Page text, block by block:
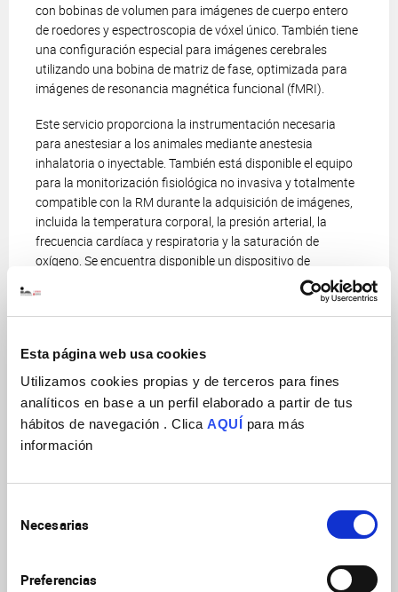
Esta página web usa cookies
Utilizamos cookies propias y de terceros para fines
analíticos en base a un perfil elaborado a partir de tus
hábitos de navegación . Clica AQUÍ para más
información
Necesarias
Preferencias
con bobinas de volumen para imágenes de cuerpo entero
de roedores y espectroscopia de vóxel único. También tiene
una configuración especial para imágenes cerebrales
utilizando una bobina de matriz de fase, optimizada para
imágenes de resonancia magnética funcional (fMRI).
Este servicio proporciona la instrumentación necesaria
para anestesiar a los animales mediante anestesia
inhalatoria o inyectable. También está disponible el equipo
para la monitorización fisiológica no invasiva y totalmente
compatible con la RM durante la adquisición de imágenes,
incluida la temperatura corporal, la presión arterial, la
frecuencia cardíaca y respiratoria y la saturación de
oxígeno. Se encuentra disponible un dispositivo de
estimulación eléctrica de 4 canales para IRMf impulsada
por estimulación. Se podría proporcionar equipo adicional
para realizar cirugía y ventilación artificial a pedido.
Otras actividades
El servicio de Resonancia Magnética e Imagen Molecular
organiza y participa en eventos relacionados con la
formación y divulgación de la técnica. Para ello,
periódicamente se organizan charlas generales sobre
magnética y aplicaciones. También se pueden organizar
Además, el servicio se integra en las actividades generales
que organiza el Instituto de Neurociencias como visitas de
estudiantes, semana de la ciencia, Brain Awareness Week,